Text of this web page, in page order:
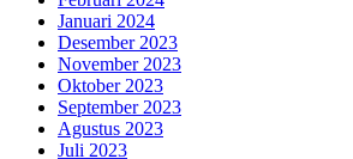
Januari 2024
Desember 2023
November 2023
Oktober 2023
September 2023
Agustus 2023
Juli 2023